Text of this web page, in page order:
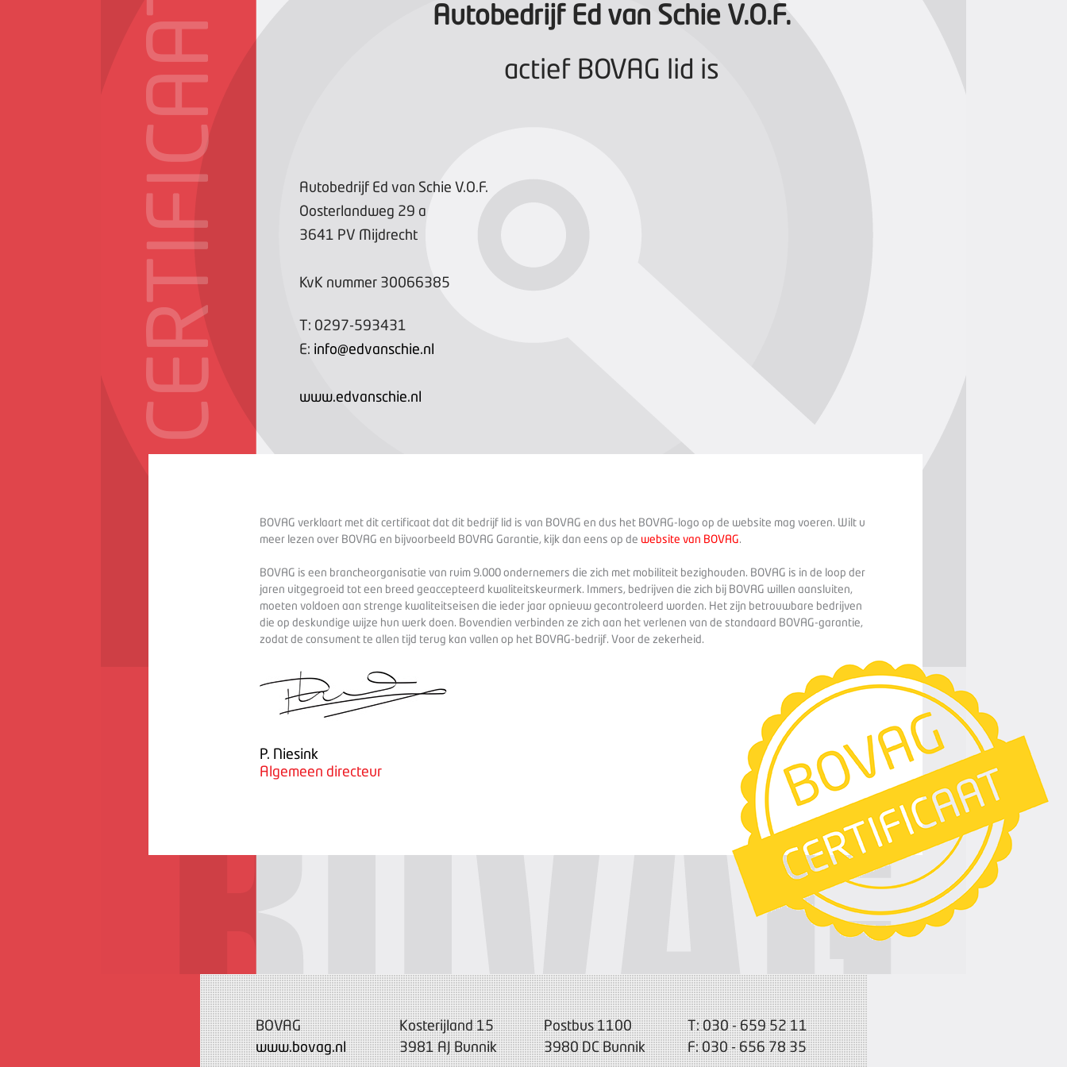
CERTIFICAAT
Autobedrijf Ed van Schie V.O.F.
actief BOVAG lid is
Autobedrijf Ed van Schie V.O.F.
Oosterlandweg 29 a
3641 PV Mijdrecht
KvK nummer 30066385
T: 0297-593431
E: info@edvanschie.nl
www.edvanschie.nl
BOVAG verklaart met dit certificaat dat dit bedrijf lid is van BOVAG en dus het BOVAG-logo op de website mag voeren. Wilt u
meer lezen over BOVAG en bijvoorbeeld BOVAG Garantie, kijk dan eens op de website van BOVAG.
BOVAG is een brancheorganisatie van ruim 9.000 ondernemers die zich met mobiliteit bezighouden. BOVAG is in de loop der
jaren uitgegroeid tot een breed geaccepteerd kwaliteitskeurmerk. Immers, bedrijven die zich bij BOVAG willen aansluiten,
moeten voldoen aan strenge kwaliteitseisen die ieder jaar opnieuw gecontroleerd worden. Het zijn betrouwbare bedrijven
die op deskundige wijze hun werk doen. Bovendien verbinden ze zich aan het verlenen van de standaard BOVAG-garantie,
zodat de consument te allen tijd terug kan vallen op het BOVAG-bedrijf. Voor de zekerheid.
P. Niesink
Algemeen directeur
BOVAG
www.bovag.nl
Kosterijland 15
3981 AJ Bunnik
Postbus 1100
3980 DC Bunnik
T: 030 - 659 52 11
F: 030 - 656 78 35